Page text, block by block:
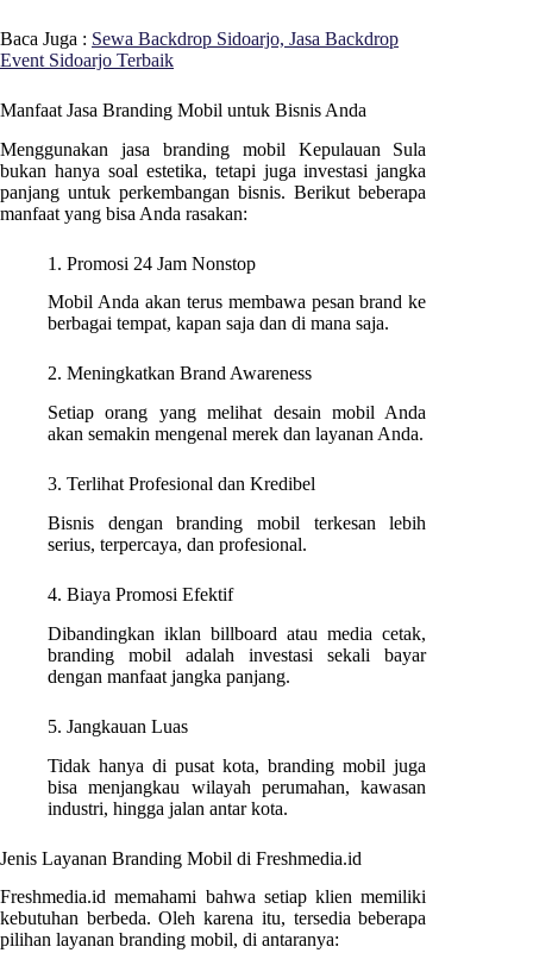
Baca Juga : Sewa Backdrop Sidoarjo, Jasa Backdrop
Event Sidoarjo Terbaik
Manfaat Jasa Branding Mobil untuk Bisnis Anda
Menggunakan jasa branding mobil Kepulauan Sula
bukan hanya soal estetika, tetapi juga investasi jangka
panjang untuk perkembangan bisnis. Berikut beberapa
manfaat yang bisa Anda rasakan:
1. Promosi 24 Jam Nonstop
Mobil Anda akan terus membawa pesan brand ke
berbagai tempat, kapan saja dan di mana saja.
2. Meningkatkan Brand Awareness
Setiap orang yang melihat desain mobil Anda
akan semakin mengenal merek dan layanan Anda.
3. Terlihat Profesional dan Kredibel
Bisnis dengan branding mobil terkesan lebih
serius, terpercaya, dan profesional.
4. Biaya Promosi Efektif
Dibandingkan iklan billboard atau media cetak,
branding mobil adalah investasi sekali bayar
dengan manfaat jangka panjang.
5. Jangkauan Luas
Tidak hanya di pusat kota, branding mobil juga
bisa menjangkau wilayah perumahan, kawasan
industri, hingga jalan antar kota.
Jenis Layanan Branding Mobil di Freshmedia.id
Freshmedia.id memahami bahwa setiap klien memiliki
kebutuhan berbeda. Oleh karena itu, tersedia beberapa
pilihan layanan branding mobil, di antaranya: